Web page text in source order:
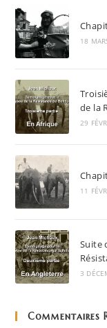
18
de la
29
11
Suite
3
Commentaires